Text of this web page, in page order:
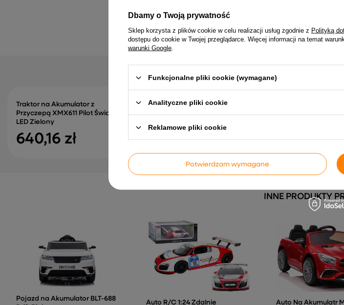
194,73 zł
Traktor na Akumulator z
Przyczepą XMX611 Pilot Światła
LED Zielony
640,16 zł
INNE PRODUKTY
Pojazd na Akumulator BLT-688
Auto R/C 1:24 Zdalnie
Auto Na Akumulatr
Dbamy o Twoją prywatność
Sklep korzysta z plików cookie w celu realizacji usług zgodnie z Polityką
dostępu do cookie w Twojej przeglądarce. Więcej informacji na temat
warunki Google
Funkcjonalne pliki cookie (wymagane)
Analityczne pliki cookie
Reklamowe pliki cookie
Potwierdzam wymagane